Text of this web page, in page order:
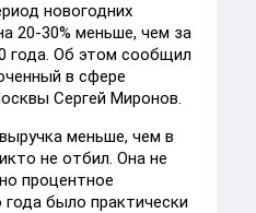
новогодних
20-30% меньше, чем за
года. Об этом сообщил
в сфере
Сергей Миронов.
меньше, чем в
не отбил. Она не
процентное
было практически